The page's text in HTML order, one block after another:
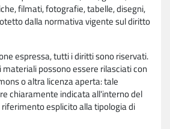
filmati, fotografie, tabelle, disegni,
dalla normativa vigente sul diritto
espressa, tutti i diritti sono riservati.
materiali possono essere rilasciati con
o altra licenza aperta: tale
chiaramente indicata all'interno del
esplicito alla tipologia di